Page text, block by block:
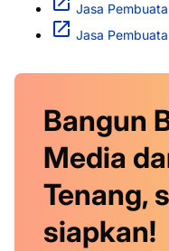
Jasa
Jasa
Bangun
Media
Tenang,
siapkan!